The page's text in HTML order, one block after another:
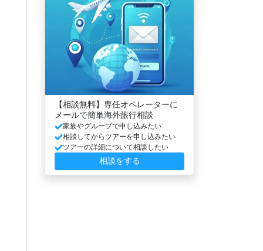
【相談無料】専任オペレーターに
メールで簡単海外旅行相談
家族やグループで申し込みたい
相談してからツアーを申し込みたい
ツアーの詳細について相談したい
相談をする